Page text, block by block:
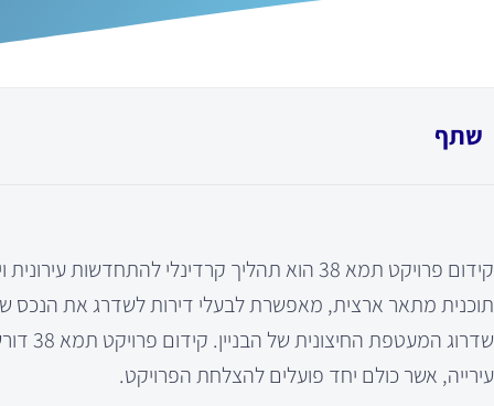
שתף
תוכנית מתאר ארצית, מאפשרת לבעלי דירות לשדרג את הנכס
עירייה, אשר כולם יחד פועלים להצלחת הפרויקט.